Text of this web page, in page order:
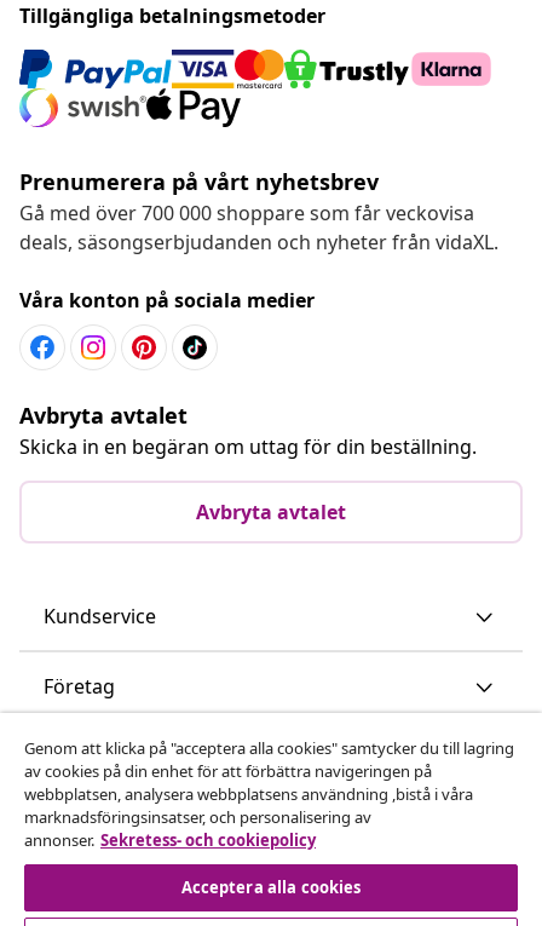
Tillgängliga betalningsmetoder
Prenumerera på vårt nyhetsbrev
Gå med över 700 000 shoppare som får veckovisa
deals, säsongserbjudanden och nyheter från vidaXL.
Våra konton på sociala medier
Avbryta avtalet
Skicka in en begäran om uttag för din beställning.
Avbryta avtalet
Kundservice
Företag
vidaXL
Upptäck mer
Genom att klicka på "acceptera alla cookies" samtycker du till lagring
av cookies på din enhet för att förbättra navigeringen på
webbplatsen, analysera webbplatsens användning ,bistå i våra
marknadsföringsinsatser, och personalisering av
annonser. Sekretess- och cookiepolicy
Acceptera alla cookies